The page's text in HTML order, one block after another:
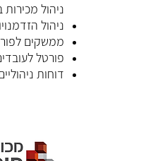
ניהול
ניהול
ממשקים
פורטל
דוחות